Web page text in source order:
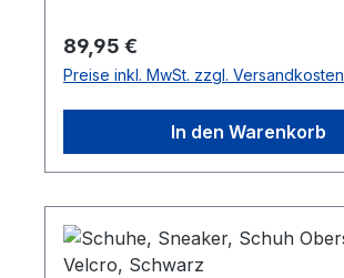
Regulärer Preis:
89,95 €
Preise inkl. MwSt. zzgl. Versandkosten
In den Warenkorb